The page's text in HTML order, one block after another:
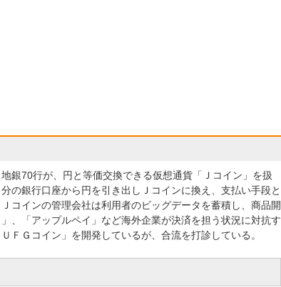
銀70行が、円と等価交換できる仮想通貨「Ｊコイン」を扱
の銀行口座から円を引き出しＪコインに換え、支払い手段と
コインの管理会社は利用者のビッグデータを蓄積し、商品開
、「アップルペイ」など海外企業が決済を担う状況に対抗す
ＦＧコイン」を開発しているが、合流を打診している。